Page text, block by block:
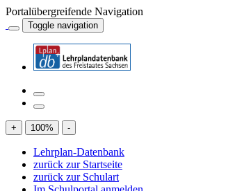
Portalübergreifende Navigation
Toggle navigation
+ 100% -
Lehrplan-Datenbank
zurück zur Startseite
zurück zur Schulart